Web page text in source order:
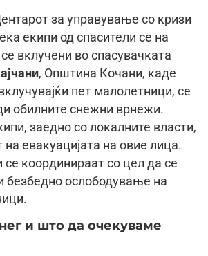
за управување со кризи
екипи од спасители се на
вклучени во спасувачката
, Општина Кочани, каде
пет малолетници, се
обилните снежни врнежи.
заедно со локалните власти,
на евакуацијата на овие лица.
се координираат со цел да се
безбедно ослободување на
и што да очекуваме